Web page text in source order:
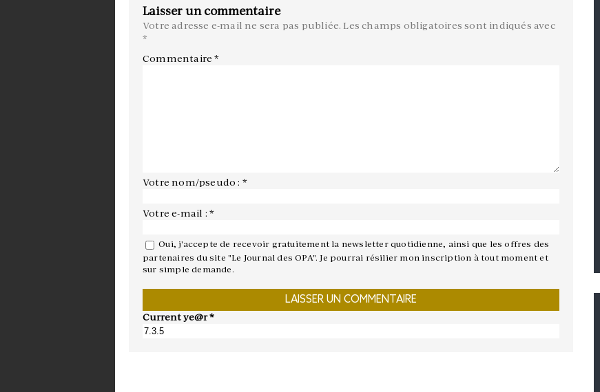
Laisser un commentaire
Votre adresse e-mail ne sera pas publiée. Les champs obligatoires sont indiqués avec
*
Commentaire*
Votre nom/pseudo : *
Votre e-mail : *
Oui, j'accepte de recevoir gratuitement la newsletter quotidienne, ainsi que les offres des
partenaires du site "Le Journal des OPA". Je pourrai résilier mon inscription à tout moment et
sur simple demande.
Current ye@r*